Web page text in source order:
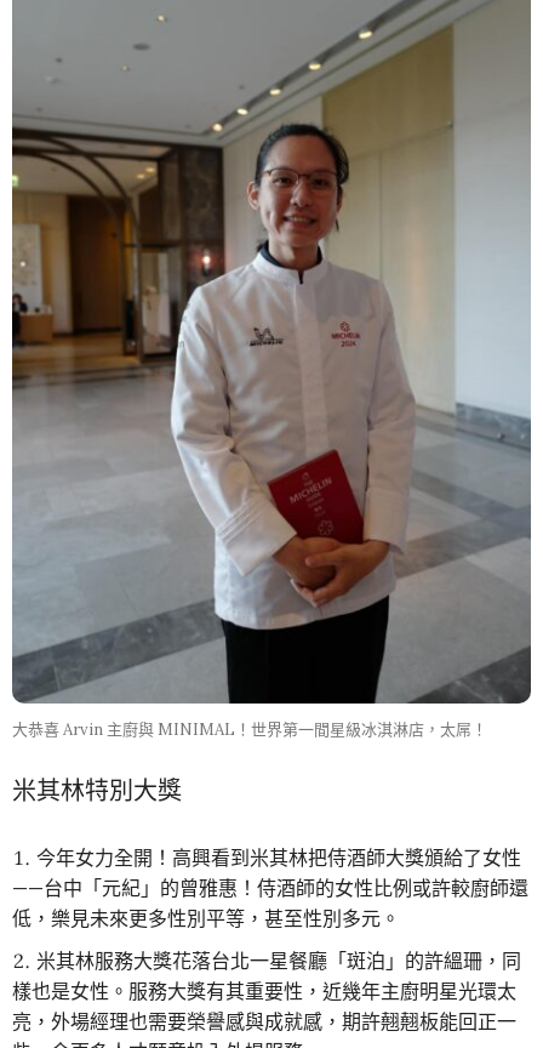
大恭喜 Arvin 主廚與 MINIMAL！世界第一間星級冰淇淋店，太屌！
米其林特別大獎
今年女力全開！高興看到米其林把侍酒師大獎頒給了女性
——台中「元紀」的曾雅惠！侍酒師的女性比例或許較廚師還
低，樂見未來更多性別平等，甚至性別多元。
米其林服務大獎花落台北一星餐廳「斑泊」的許縕珊，同
樣也是女性。服務大獎有其重要性，近幾年主廚明星光環太
亮，外場經理也需要榮譽感與成就感，期許翹翹板能回正一